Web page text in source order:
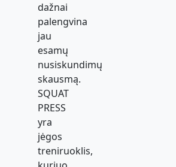
dažnai
palengvina
jau
esamų
nusiskundimų
skausmą.
SQUAT
PRESS
yra
jėgos
treniruoklis,